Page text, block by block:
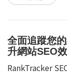
全面追蹤您
升網站SEO
RankTracker